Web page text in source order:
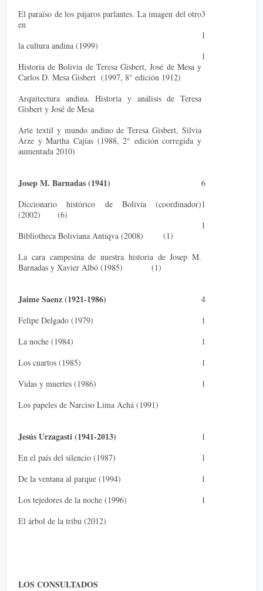
El paraíso de los pájaros parlantes. La imagen del otro
en
la cultura andina (1999)
Historia de Bolivia de Teresa Gisbert, José de Mesa y
Carlos D. Mesa Gisbert (1997, 8° edición 1912)
Arquitectura andina. Historia y análisis de Teresa
Gisbert y José de Mesa
Arte textil y mundo andino de Teresa Gisbert, Silvia
Arze y Martha Cajías (1988, 2° edición corregida y
aumentada 2010)
3
1
1
Josep M. Barnadas (1941)
Diccionario histórico de Bolivia (coordinador)
(2002) (6)
Bibliotheca Boliviana Antiqva (2008) (1)
La cara campesina de nuestra historia de Josep M.
Barnadas y Xavier Albó (1985) (1)
6
1
1
Jaime Saenz (1921-1986)
Felipe Delgado (1979)
La noche (1984)
Los cuartos (1985)
Vidas y muertes (1986)
Los papeles de Narciso Lima Achá (1991)
4
1
1
1
1
Jesús Urzagasti (1941-2013)
En el país del silencio (1987)
De la ventana al parque (1994)
Los tejedores de la noche (1996)
El árbol de la tribu (2012)
1
1
1
1
LOS CONSULTADOS